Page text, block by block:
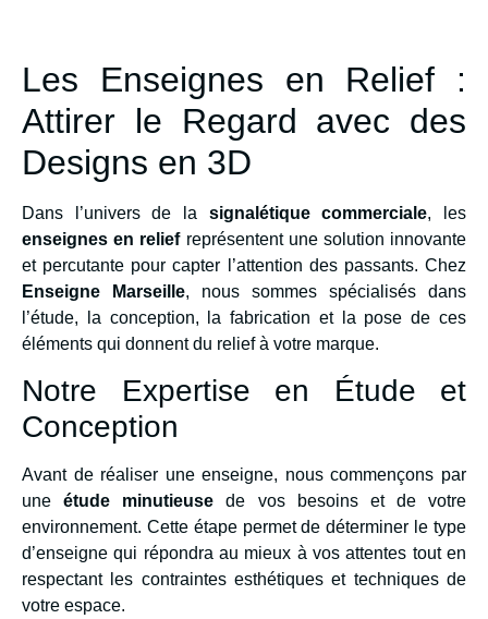
Les Enseignes en Relief :
Attirer le Regard avec des
Designs en 3D
Dans l’univers de la signalétique commerciale, les
enseignes en reliefreprésentent une solution innovante
et percutante pour capter l’attention des passants. Chez
Enseigne Marseille, nous sommes spécialisés dans
l’étude, la conception, la fabrication et la pose de ces
éléments qui donnent du relief à votre marque.
Notre Expertise en Étude et
Conception
Avant de réaliser une enseigne, nous commençons par
uneétude minutieuse de vos besoins et de votre
environnement. Cette étape permet de déterminer le type
d’enseigne qui répondra au mieux à vos attentes tout en
respectant les contraintes esthétiques et techniques de
votre espace.